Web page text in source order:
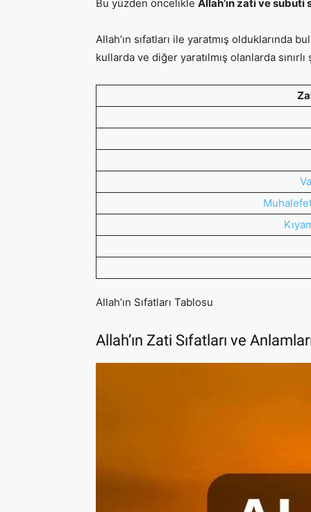
Bu yüzden öncelikle Allah’ın zati ve subuti
Allah’ın sıfatları ile yaratmış olduklarında
kullarda ve diğer yaratılmış olanlarda
Allah’ın Sıfatları Tablosu
Allah’ın Zati Sıfatları ve